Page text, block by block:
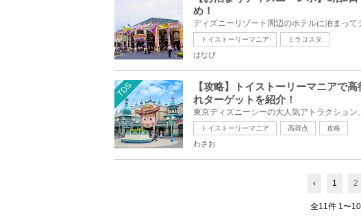
め！
トイストーリーマニア ミラコスタ
はなび
TDS
【攻略】トイストーリーマニアで
れターゲットを紹介！
トイストーリーマニア 高得点 攻略
わさお
‹ 1 2
全11件 1〜10